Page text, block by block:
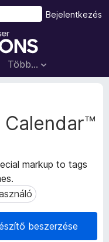
Több…
Bejelentkezés
markup to tags
beszerzése